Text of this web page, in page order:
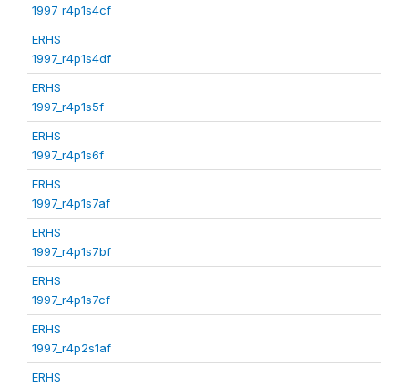
1997_r4p1s4cf
ERHS
1997_r4p1s4df
ERHS
1997_r4p1s5f
ERHS
1997_r4p1s6f
ERHS
1997_r4p1s7af
ERHS
1997_r4p1s7bf
ERHS
1997_r4p1s7cf
ERHS
1997_r4p2s1af
ERHS